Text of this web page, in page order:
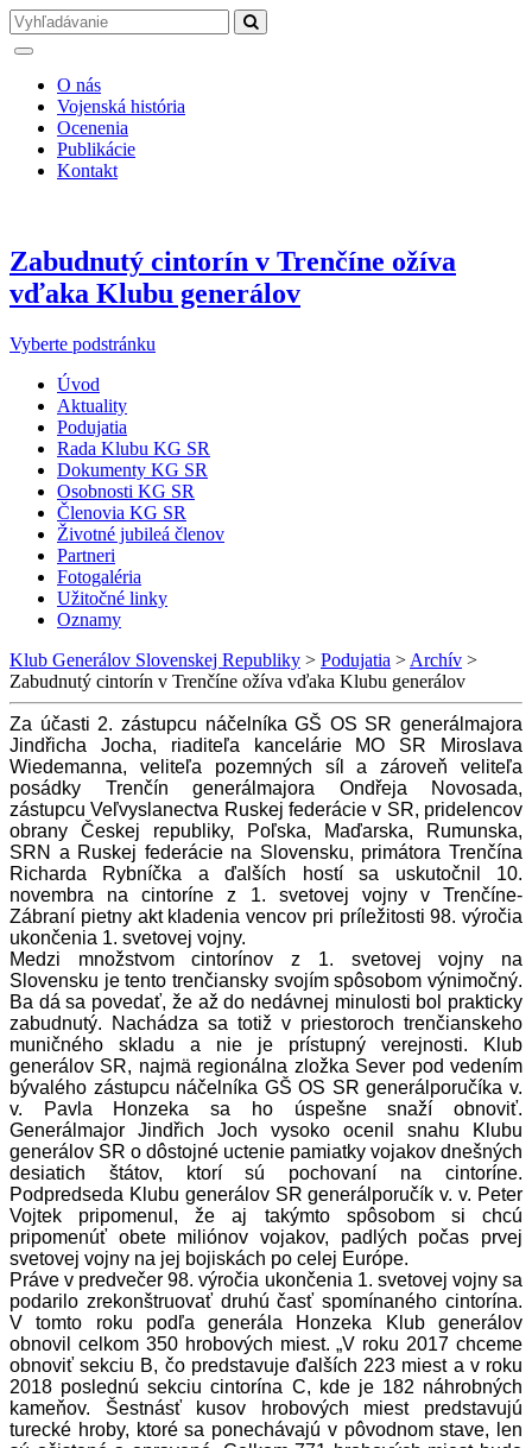
O nás
Vojenská história
Ocenenia
Publikácie
Kontakt
Zabudnutý cintorín v Trenčíne ožíva
vďaka Klubu generálov
Vyberte podstránku
Úvod
Aktuality
Podujatia
Rada Klubu KG SR
Dokumenty KG SR
Osobnosti KG SR
Členovia KG SR
Životné jubileá členov
Partneri
Fotogaléria
Užitočné linky
Oznamy
Klub Generálov Slovenskej Republiky > Podujatia > Archív >
Zabudnutý cintorín v Trenčíne ožíva vďaka Klubu generálov
Za účasti 2. zástupcu náčelníka GŠ OS SR generálmajora
Jindřicha Jocha, riaditeľa kancelárie MO SR Miroslava
Wiedemanna, veliteľa pozemných síl a zároveň veliteľa
posádky Trenčín generálmajora Ondřeja Novosada,
zástupcu Veľvyslanectva Ruskej federácie v SR, pridelencov
obrany Českej republiky, Poľska, Maďarska, Rumunska,
SRN a Ruskej federácie na Slovensku, primátora Trenčína
Richarda Rybníčka a ďalších hostí sa uskutočnil 10.
novembra na cintoríne z 1. svetovej vojny v Trenčíne-
Zábraní pietny akt kladenia vencov pri príležitosti 98. výročia
ukončenia 1. svetovej vojny.
Medzi množstvom cintorínov z 1. svetovej vojny na
Slovensku je tento trenčiansky svojím spôsobom výnimočný.
Ba dá sa povedať, že až do nedávnej minulosti bol prakticky
zabudnutý. Nachádza sa totiž v priestoroch trenčianskeho
muničného skladu a nie je prístupný verejnosti. Klub
generálov SR, najmä regionálna zložka Sever pod vedením
bývalého zástupcu náčelníka GŠ OS SR generálporučíka v.
v. Pavla Honzeka sa ho úspešne snaží obnoviť.
Generálmajor Jindřich Joch vysoko ocenil snahu Klubu
generálov SR o dôstojné uctenie pamiatky vojakov dnešných
desiatich štátov, ktorí sú pochovaní na cintoríne.
Podpredseda Klubu generálov SR generálporučík v. v. Peter
Vojtek pripomenul, že aj takýmto spôsobom si chcú
pripomenúť obete miliónov vojakov, padlých počas prvej
svetovej vojny na jej bojiskách po celej Európe.
Práve v predvečer 98. výročia ukončenia 1. svetovej vojny sa
podarilo zrekonštruovať druhú časť spomínaného cintorína.
V tomto roku podľa generála Honzeka Klub generálov
obnovil celkom 350 hrobových miest. „V roku 2017 chceme
obnoviť sekciu B, čo predstavuje ďalších 223 miest a v roku
2018 poslednú sekciu cintorína C, kde je 182 náhrobných
kameňov. Šestnásť kusov hrobových miest predstavujú
turecké hroby, ktoré sa ponechávajú v pôvodnom stave, len